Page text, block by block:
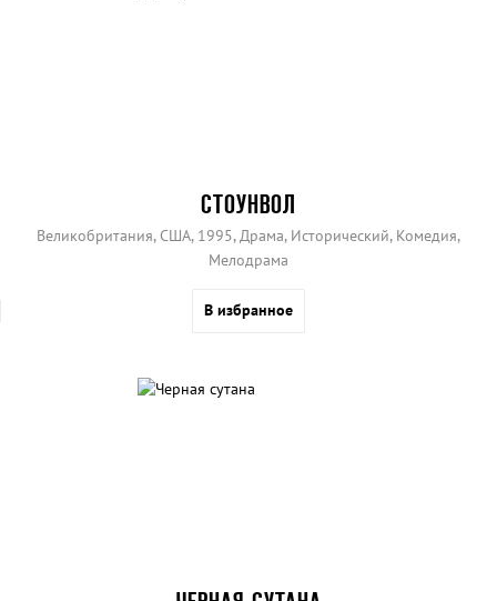
СТОУНВОЛ
Великобритания, США, 1995, Драма, Исторический, Комедия,
Мелодрама
В избранное